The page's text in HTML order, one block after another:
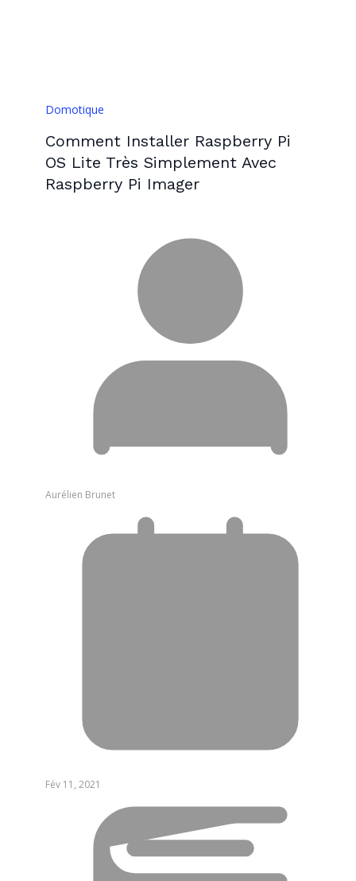
Domotique
Comment Installer Raspberry Pi
OS Lite Très Simplement Avec
Raspberry Pi Imager
Aurélien Brunet
Fév 11, 2021